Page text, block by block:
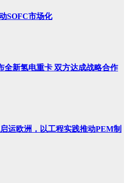
SOFC市场化
全新氢电重卡 双方达成战略合作
运欧洲，以工程实践推动PEM制